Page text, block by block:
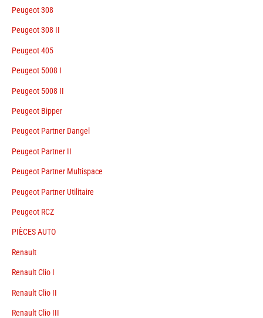
Peugeot 308
Peugeot 308 II
Peugeot 405
Peugeot 5008 I
Peugeot 5008 II
Peugeot Bipper
Peugeot Partner Dangel
Peugeot Partner II
Peugeot Partner Multispace
Peugeot Partner Utilitaire
Peugeot RCZ
PIÈCES AUTO
Renault
Renault Clio I
Renault Clio II
Renault Clio III